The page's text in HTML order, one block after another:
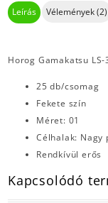
Leírás Vélemények (2)
Horog Gamakatsu
25 db/csomag
Fekete szín
Méret: 01
Célhalak: Nagy
Rendkívül erős
Kapcsolódó